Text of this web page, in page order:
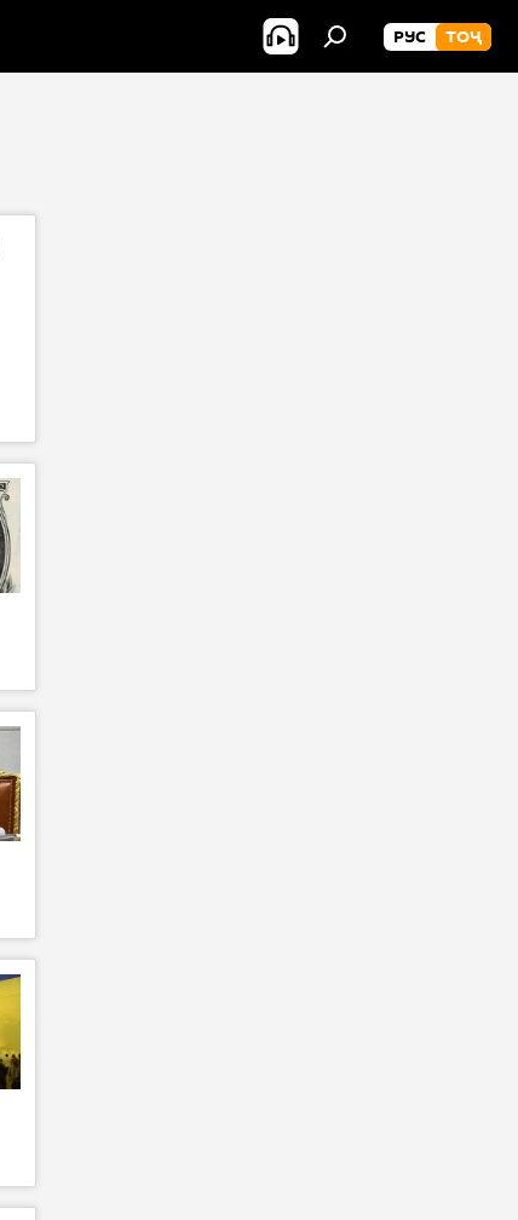
РУС ТОҶ